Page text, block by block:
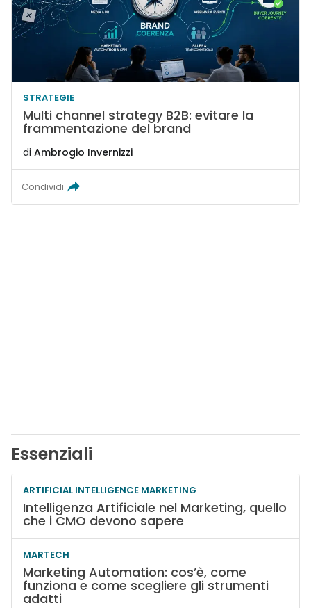
STRATEGIE
Multi channel strategy B2B: evitare la
frammentazione del brand
di Ambrogio Invernizzi
Condividi
Essenziali
ARTIFICIAL INTELLIGENCE MARKETING
Intelligenza Artificiale nel Marketing, quello
che i CMO devono sapere
MARTECH
Marketing Automation: cos’è, come
funziona e come scegliere gli strumenti
adatti